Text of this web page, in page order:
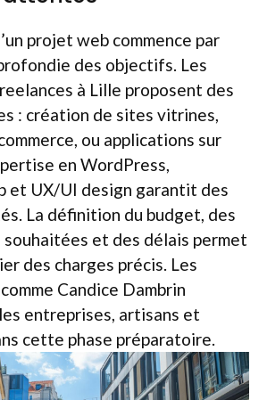
projet web commence par
des objectifs. Les
à Lille proposent des
: création de sites vitrines,
ou applications sur
en WordPress,
et UX/UI design garantit des
La définition du budget, des
et des délais permet
des charges précis. Les
Candice Dambrin
entreprises, artisans et
cette phase préparatoire.